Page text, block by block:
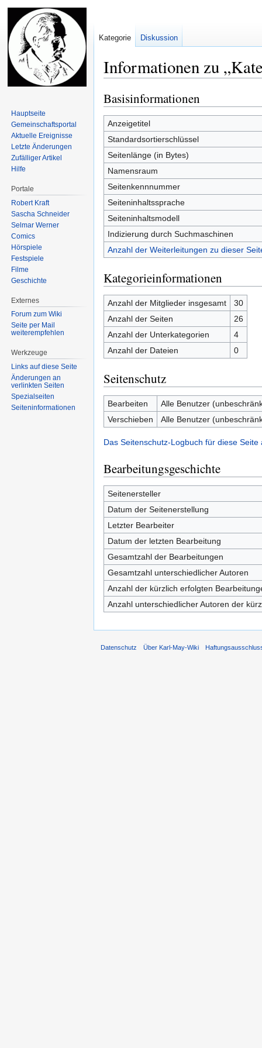
Informationen zu
Zur
Navigation
springen
Zur
Suche
springen
Basisinformationen
Anzeigetitel
Standardsortierschlüssel
Seitenlänge (in Bytes)
Namensraum
Seitenkennnummer
Seiteninhaltssprache
Seiteninhaltsmodell
Indizierung durch Suchmaschinen
Anzahl der Weiterleitungen zu dieser
Kategorieinformationen
Anzahl der Mitglieder insgesamt
30
Anzahl der Seiten
26
Anzahl der Unterkategorien
4
Anzahl der Dateien
0
Seitenschutz
Bearbeiten
Alle Benutzer
Verschieben
Alle Benutzer
Das Seitenschutz-Logbuch für diese Seite
Bearbeitungsgeschichte
Seitenersteller
Datum der Seitenerstellung
Letzter Bearbeiter
Datum der letzten Bearbeitung
Gesamtzahl der Bearbeitungen
Gesamtzahl unterschiedlicher Autoren
Anzahl der kürzlich erfolgten
Anzahl unterschiedlicher Autoren der
Kategorie Diskussion
Hauptseite
Gemeinschafts­portal
Aktuelle Ereignisse
Letzte Änderungen
Zufälliger Artikel
Hilfe
Portale
Robert Kraft
Sascha Schneider
Selmar Werner
Comics
Hörspiele
Festspiele
Filme
Geschichte
Externes
Forum zum Wiki
Seite per Mail
weiterempfehlen
Werkzeuge
Links auf diese Seite
Änderungen an
verlinkten Seiten
Spezialseiten
Seiten­informationen
Datenschutz Über Karl-May-Wiki